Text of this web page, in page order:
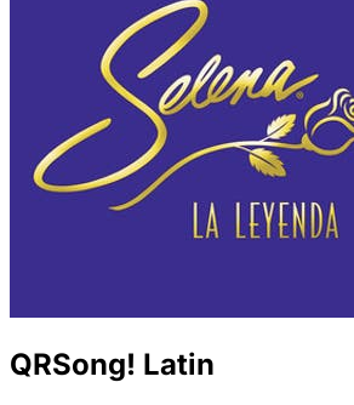
QRSong! Latin